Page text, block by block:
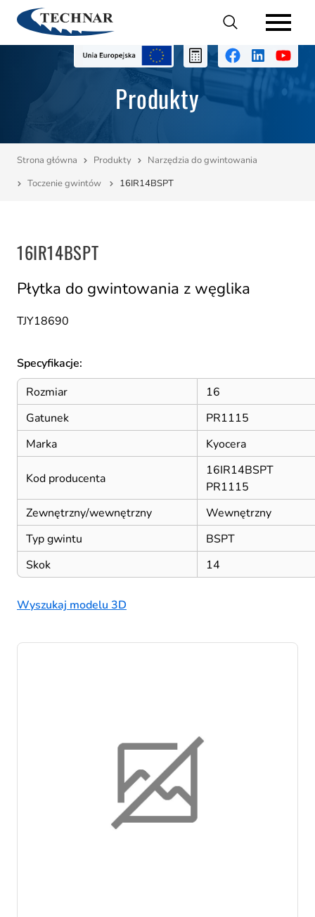
Katalogi
Produkty
O nas
Promocje
Produkty
Strona główna Produkty
Narzędzia do gwintowania
Toczenie gwintów
16IR14BSPT
16IR14BSPT
Płytka do gwintowania z węglika
TJY18690
Specyfikacje:
Rozmiar
16
Gatunek
PR1115
Marka
Kyocera
Kod producenta
16IR14BSPT
PR1115
Zewnętrzny/wewnętrzny
Wewnętrzny
Typ gwintu
BSPT
Skok
14
Wyszukaj modelu 3D